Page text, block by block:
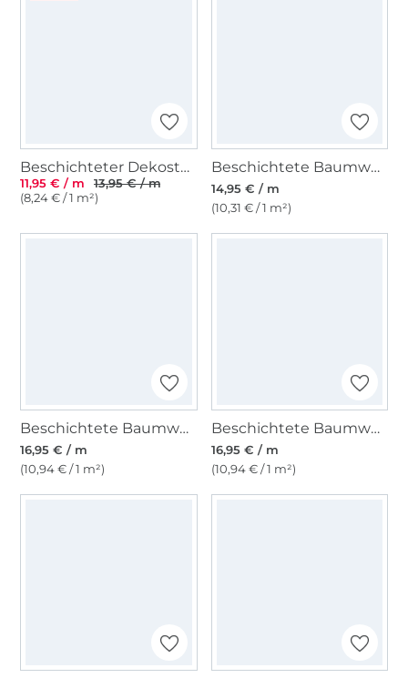
Beschichteter Dekostoff Canvas Stripes, jeansblau
11,95 € / m
13,95 € / m
(8,24 € / 1 m²)
Beschichtete Baumwolle Lemon Check, blau
14,95 € / m
(10,31 € / 1 m²)
Beschichtete Baumwolle Blumentraum, hellpetrol
16,95 € / m
(10,94 € / 1 m²)
Beschichtete Baumwolle Big Stripes, grün
16,95 € / m
(10,94 € / 1 m²)